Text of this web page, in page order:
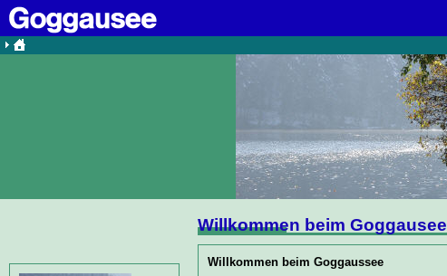
Willkommen beim Goggausee
Willkommen beim Goggaussee